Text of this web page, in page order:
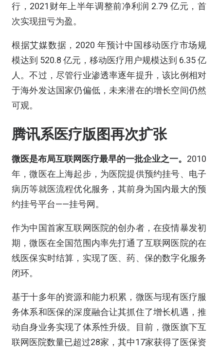
行，2021财年上半年调整前净利润 2.79 亿元，首
次实现扭亏为盈。
根据艾媒数据，2020 年预计中国移动医疗市场规
模达到 520.8 亿元，移动医疗用户规模达到 6.35 亿
人。不过，尽管行业渗透率逐年提升，该比例相对
于海外发达国家仍偏低，未来潜在的增长空间仍然
可观。
腾讯系医疗版图再次扩张
微医是布局互联网医疗最早的一批企业之一。 2010
年，微医在上海起步，为医院提供预约挂号、电子
病历等就医流程优化服务，其前身为国内最大的预
约挂号平台——挂号网。
作为中国首家互联网医院的创办者，在疫情暴发初
期，微医在全国范围内率先打通了互联网医院的在
线医保实时结算，实现了医、药、保的数字化服务
闭环。
基于十多年的资源和能力积累，微医与现有医疗服
务体系和医保的深度融合让其抓住了增长机遇，推
动自身业务实现了体系性升级。目前，微医旗下互
联网医院数量已超过28家，其中17家获得了医保资